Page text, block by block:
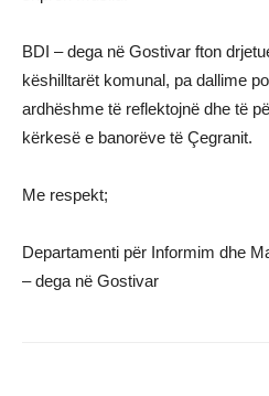
BDI – dega në Gostivar fton
këshilltarët komunal, pa dallime
ardhëshme të reflektojnë dhe të
kërkesë e banorëve të Çegranit.
Me respekt;
Departamenti për Informim dhe
– dega në Gostivar